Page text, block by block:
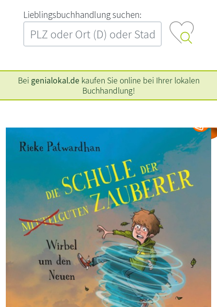
L‍i‍e‍b‍l‍i‍n‍g‍s‍b‍u‍c‍h‍h‍a‍n‍d‍l‍u‍n‍g‍ ‍s‍u‍c‍h‍e‍n‍:‍
Bei genialokal.de kaufen Sie online bei Ihrer lokalen
Buchhandlung!